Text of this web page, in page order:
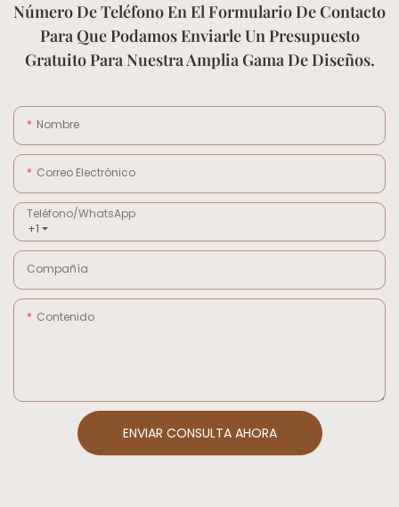
Número De Teléfono En El Formulario De Contacto
Para Que Podamos Enviarle Un Presupuesto
Gratuito Para Nuestra Amplia Gama De Diseños.
Nombre
Correo Electrónico
+1
Teléfono/WhatsApp
Compañía
Contenido
ENVIAR CONSULTA AHORA